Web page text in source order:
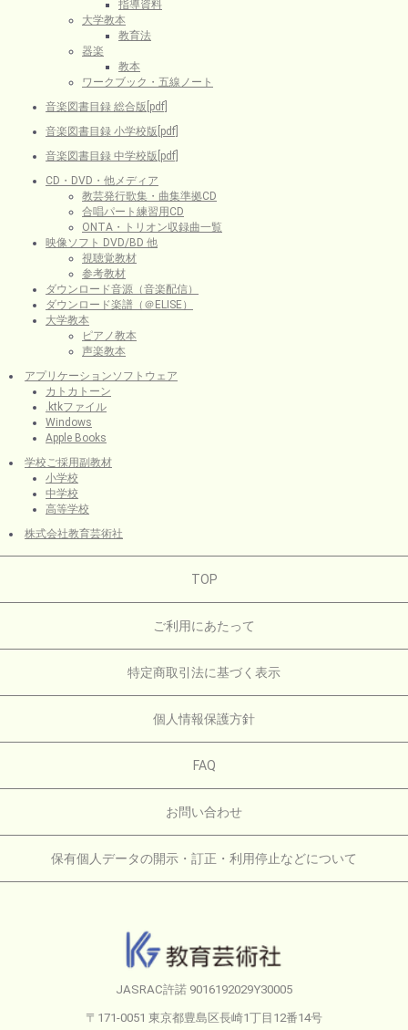
指導資料
大学教本
教育法
器楽
教本
ワークブック・五線ノート
音楽図書目録 総合版[pdf]
音楽図書目録 小学校版[pdf]
音楽図書目録 中学校版[pdf]
CD・DVD・他メディア
教芸発行歌集・曲集準拠CD
合唱パート練習用CD
ONTA・トリオン収録曲一覧
映像ソフト DVD/BD 他
視聴覚教材
参考教材
ダウンロード音源（音楽配信）
ダウンロード楽譜（＠ELISE）
大学教本
ピアノ教本
声楽教本
アプリケーションソフトウェア
カトカトーン
.ktkファイル
Windows
Apple Books
学校ご採用副教材
小学校
中学校
高等学校
株式会社教育芸術社
TOP
ご利用にあたって
特定商取引法に基づく表示
個人情報保護方針
FAQ
お問い合わせ
保有個人データの開示・訂正・利用停止などについて
JASRAC許諾 9016192029Y30005
〒171-0051 東京都豊島区長崎1丁目12番14号